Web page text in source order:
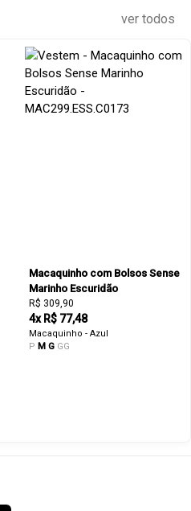
ver todos
Macaquinho com Bolsos Sense
Marinho Escuridão
R$ 309,90
4x R$ 77,48
Macaquinho - Azul
P M G GG